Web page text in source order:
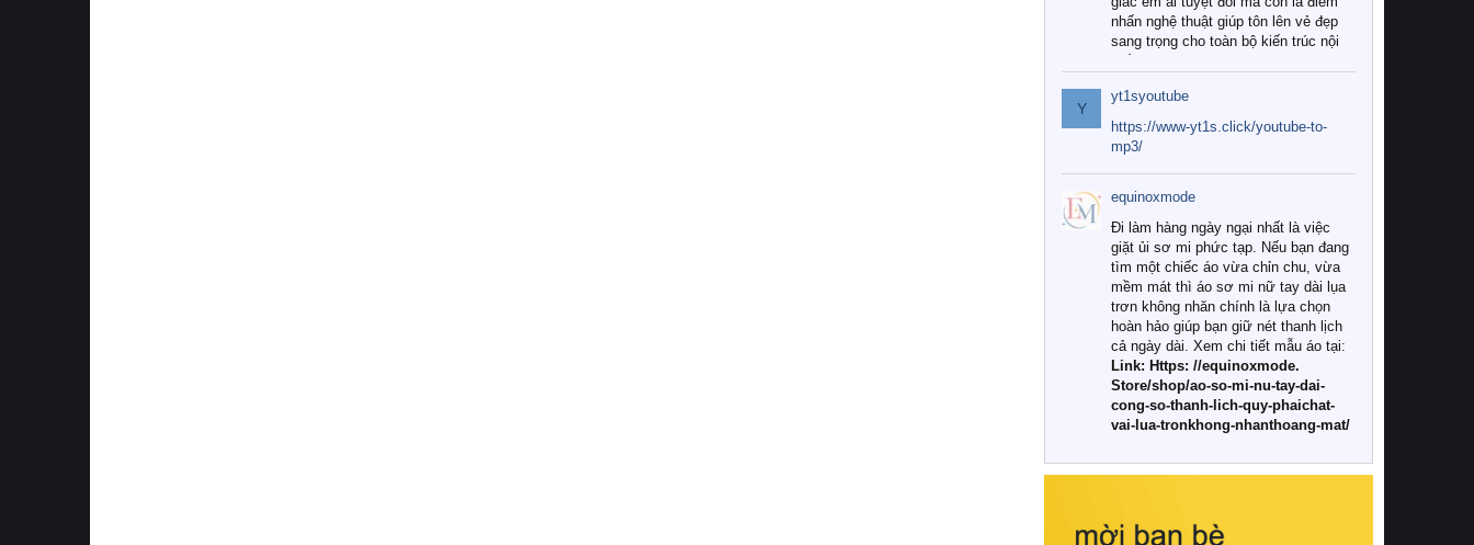
nhấn nghệ thuật giúp tôn lên vẻ đẹp
sang trọng cho toàn bộ kiến trúc nội
Tuy nhiên, giữa thị trường đa dạng
với vô vàn thương hiệu và mẫu mã
như hiện nay, làm thế nào để chọn
được những bộ chăn ga gối đệm cao
cấp thực sự chất lượng, phù hợp với
khí hậu và nhu cầu sử dụng của gia
đình? Hãy cùng chúng tôi đi tìm lời
giải đáp chi tiết qua bài viết dưới đây.
1. Tại sao các gia đình hiện đại lại ưa
chuộng chăn ga gối đệm cao cấp?
Khác với các dòng sản phẩm thông
thường, những bộ chăn ga gối đệm
cao cấp trải qua quy trình sản xuất
nghiêm ngặt từ khâu chọn lọc nguyên
liệu tự nhiên đến công nghệ dệt
nhuộm hiện đại không chứa hóa chất
này, bạn sẽ cảm nhận rõ rệt sự khác
hồi chuẩn xác của phần đệm nâng đỡ
Y
yt1syoutube
https://www-yt1s.click/youtube-to-
mp3/
equinoxmode
Đi làm hàng ngày ngại nhất là việc
giặt ủi sơ mi phức tạp. Nếu bạn đang
tìm một chiếc áo vừa chỉn chu, vừa
mềm mát thì áo sơ mi nữ tay dài lụa
trơn không nhăn chính là lựa chọn
hoàn hảo giúp bạn giữ nét thanh lịch
cả ngày dài. Xem chi tiết mẫu áo tại:
Link: Https: //equinoxmode.
Store/shop/ao-so-mi-nu-tay-dai-
cong-so-thanh-lich-quy-phaichat-
vai-lua-tronkhong-nhanthoang-mat/